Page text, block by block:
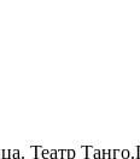
Театр